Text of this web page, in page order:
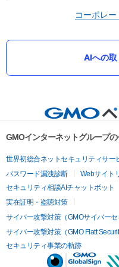
コーポレー
AIへの
GMOインターネットグループ
世界初総合ネットセキュリティサー
パスワード漏洩診断
Webサイト
セキュリティ相談AIチャットボット
実在証明・盗聴対策
サイバー攻撃対策（GMOサイバーセ
サイバー攻撃対策（GMO Flatt
セキュリティ事業の軌跡